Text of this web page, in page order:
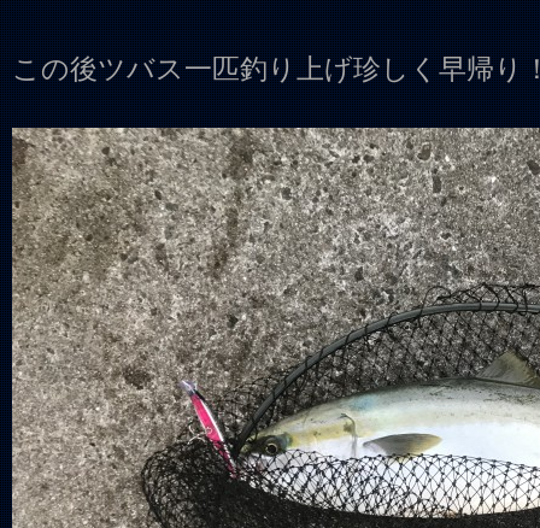
この後ツバス一匹釣り上げ珍しく早帰り